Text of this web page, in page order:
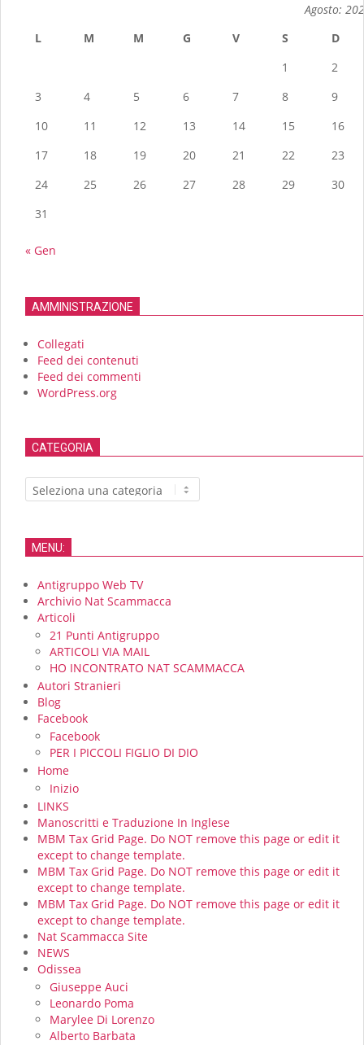
Agosto:
L
M M G V S
D
1
2
3
4 5 6 7 8
9
10
11 12 13 14 15
16
17
18 19 20 21 22
23
24
25 26 27 28 29
30
31
« Gen
AMMINISTRAZIONE
Collegati
Feed dei contenuti
Feed dei commenti
WordPress.org
CATEGORIA
CATEGORIA
MENU:
Antigruppo Web TV
Archivio Nat Scammacca
Articoli
21 Punti Antigruppo
ARTICOLI VIA MAIL
HO INCONTRATO NAT SCAMMACCA
Autori Stranieri
Blog
Facebook
Facebook
PER I PICCOLI FIGLIO DI DIO
Home
Inizio
LINKS
Manoscritti e Traduzione In Inglese
MBM Tax Grid Page. Do NOT remove this page or edit it
except to change template.
MBM Tax Grid Page. Do NOT remove this page or edit it
except to change template.
MBM Tax Grid Page. Do NOT remove this page or edit it
except to change template.
Nat Scammacca Site
NEWS
Odissea
Giuseppe Auci
Leonardo Poma
Marylee Di Lorenzo
Alberto Barbata